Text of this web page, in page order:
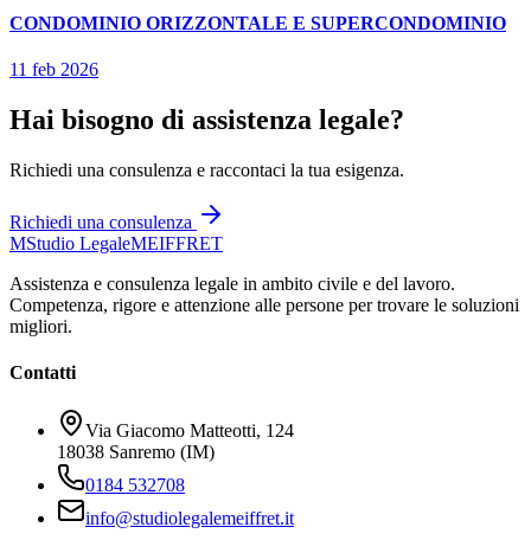
CONDOMINIO ORIZZONTALE E SUPERCONDOMINIO
11 feb 2026
Hai bisogno di assistenza legale?
Richiedi una consulenza e raccontaci la tua esigenza.
Richiedi una consulenza
MStudio LegaleMEIFFRET
Assistenza e consulenza legale in ambito civile e del lavoro.
Competenza, rigore e attenzione alle persone per trovare le soluzioni
migliori.
Contatti
Via Giacomo Matteotti, 124
18038 Sanremo (IM)
0184 532708
info@studiolegalemeiffret.it